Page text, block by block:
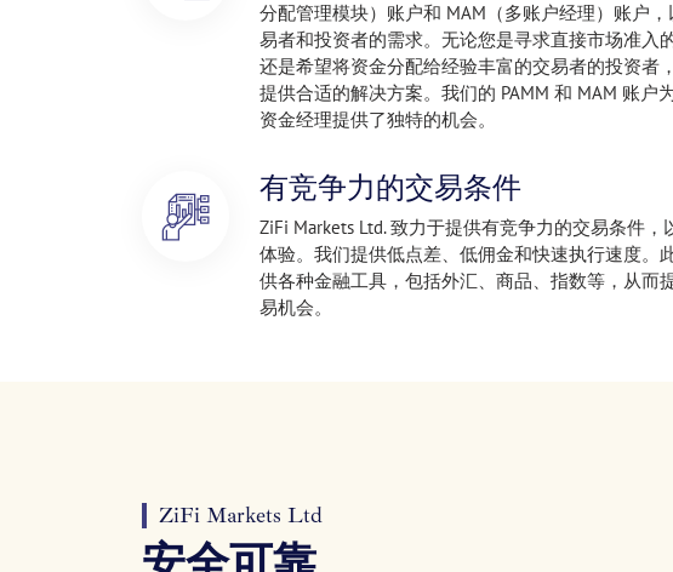
分配管理模块）账户和 MAM（多账户经理）账户
易者和投资者的需求。无论您是寻求直接市场准入
还是希望将资金分配给经验丰富的交易者的投资者
提供合适的解决方案。我们的 PAMM 和 MAM 账户
资金经理提供了独特的机会。
有竞争力的交易条件
ZiFi Markets Ltd. 致力于提供有竞争力的交易条件，
体验。我们提供低点差、低佣金和快速执行速度。
供各种金融工具，包括外汇、商品、指数等，从而
易机会。
ZiFi Markets Ltd